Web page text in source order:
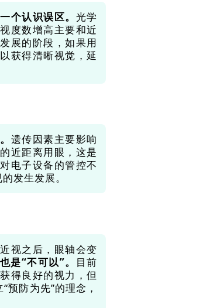
个认识误区。 光学
度数增高主要和近
展的阶段，如果用
获得清晰视觉，延
遗传因素主要影响
近距离用眼，这是
电子设备的管控不
发生发展。
近视之后，眼轴会变
是“不可以”。
目前
得良好的视力，但
防为先”的理念，